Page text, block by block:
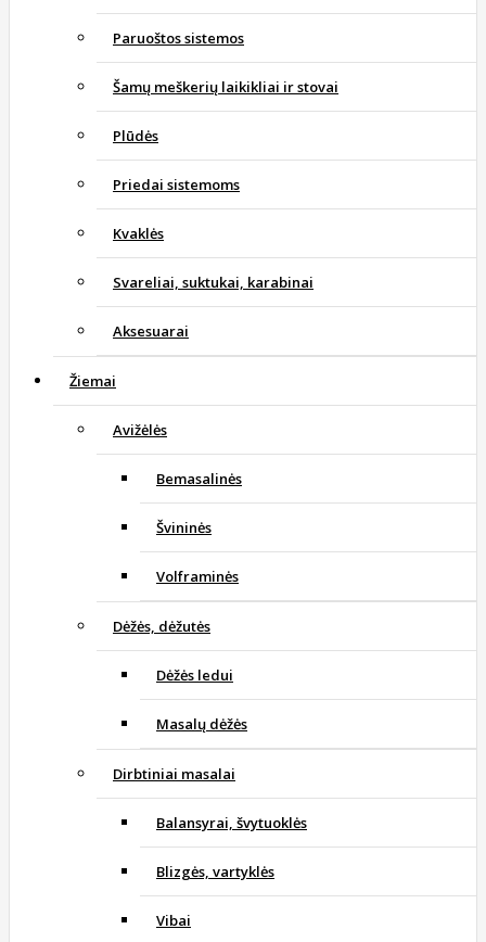
Paruoštos sistemos
Šamų meškerių laikikliai ir stovai
Plūdės
Priedai sistemoms
Kvaklės
Svareliai, suktukai, karabinai
Aksesuarai
Žiemai
Avižėlės
Bemasalinės
Švininės
Volframinės
Dėžės, dėžutės
Dėžės ledui
Masalų dėžės
Dirbtiniai masalai
Balansyrai, švytuoklės
Blizgės, vartyklės
Vibai